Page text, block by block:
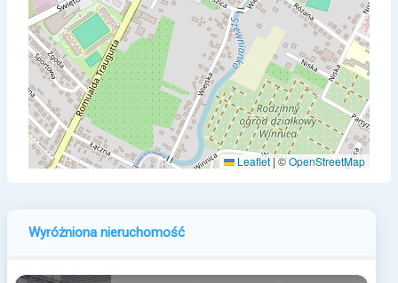
Leaflet|©OpenStreetMap
Wyróżniona nieruchomość